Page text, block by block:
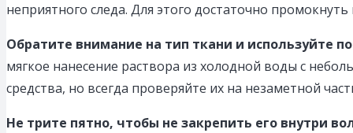
неприятного следа. Для этого достаточно
Обратите внимание на тип ткани и используйте
мягкое нанесение раствора из холодной воды с
средства, но всегда проверяйте их на незаметной
Не трите пятно, чтобы не закрепить его внутри